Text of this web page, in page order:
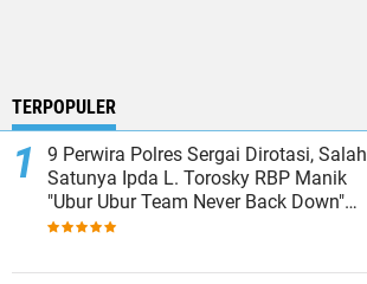
TERPOPULER
9 Perwira Polres Sergai Dirotasi, Salah
Satunya Ipda L. Torosky RBP Manik
"Ubur Ubur Team Never Back Down"
Menempati Polsek Dolok Masihul